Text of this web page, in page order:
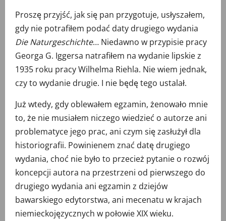
Proszę przyjść, jak się pan przygotuje, usłyszałem,
gdy nie potrafiłem podać daty drugiego wydania
Die Naturgeschichte… Niedawno w przypisie pracy
Georga G. Iggersa natrafiłem na wydanie lipskie z
1935 roku pracy Wilhelma Riehla. Nie wiem jednak,
czy to wydanie drugie. I nie będę tego ustalał.
Już wtedy, gdy oblewałem egzamin, żenowało mnie
to, że nie musiałem niczego wiedzieć o autorze ani
problematyce jego prac, ani czym się zasłużył dla
historiografii. Powinienem znać datę drugiego
wydania, choć nie było to przecież pytanie o rozwój
koncepcji autora na przestrzeni od pierwszego do
drugiego wydania ani egzamin z dziejów
bawarskiego edytorstwa, ani mecenatu w krajach
niemieckojęzycznych w połowie XIX wieku.